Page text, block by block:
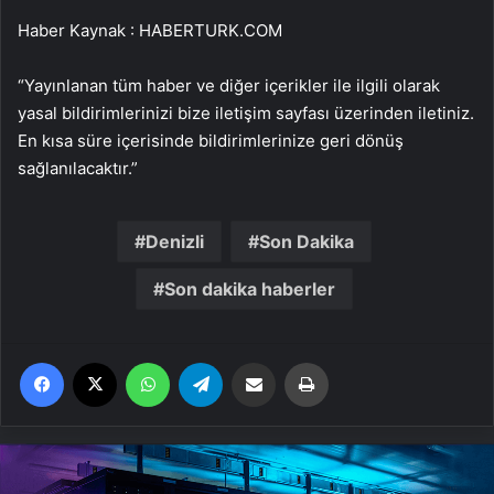
Haber Kaynak : HABERTURK.COM
“Yayınlanan tüm haber ve diğer içerikler ile ilgili olarak
yasal bildirimlerinizi bize iletişim sayfası üzerinden iletiniz.
En kısa süre içerisinde bildirimlerinize geri dönüş
sağlanılacaktır.”
Denizli Son Dakika
Son dakika haberler
Facebook WhatsApp Email'den paylaş